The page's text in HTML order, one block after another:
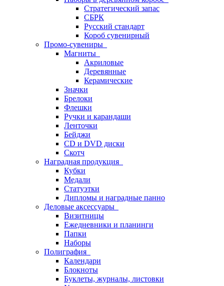
Стратегический запас
СБРК
Русский стандарт
Короб сувенирный
Промо-сувениры
Магниты
Акриловые
Деревянные
Керамические
Значки
Брелоки
Флешки
Ручки и карандаши
Ленточки
Бейджи
CD и DVD диски
Скотч
Наградная продукция
Кубки
Медали
Статуэтки
Дипломы и наградные панно
Деловые аксессуары
Визитницы
Ежедневники и планинги
Папки
Наборы
Полиграфия
Календари
Блокноты
Буклеты, журналы, листовки